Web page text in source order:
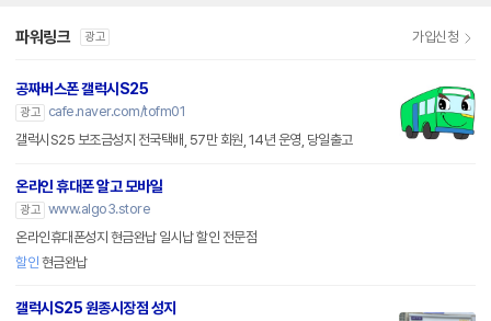
파워링크 광고 가입신청
공짜버스폰 갤럭시S25
광고
cafe.naver.com/tofm01
갤럭시S25 보조금성지 전국택배, 57만 회원, 14년 운영, 당일출고
온라인 휴대폰 알고 모바일
광고 www.algo3.store
온라인휴대폰성지 현금완납 일시납 할인 전문점
할인 현금완납
갤럭시S25 원종시장점 성지